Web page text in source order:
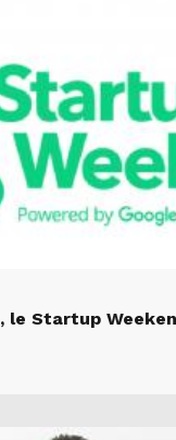
le Startup